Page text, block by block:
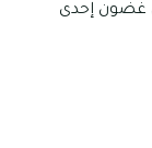
غضون إحدى